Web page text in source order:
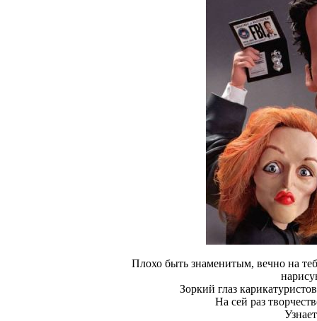
Плохо быть знаменитым, вечно на
Зоркий глаз
На сей раз